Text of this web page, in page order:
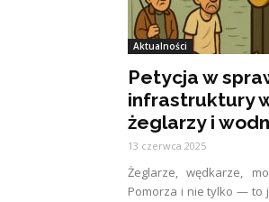
Aktualności
Petycja w
infrastruktury
żeglarzy i
13 czerwca 2025
Żeglarze, wędkarze,
Pomorza i nie tylko — to